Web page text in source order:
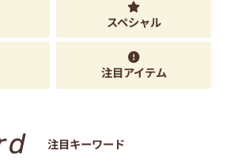
スペシャル
注目アイテム
注目キーワード